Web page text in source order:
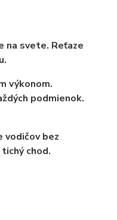
na svete. Reťaze
výkonom.
podmienok.
vodičov bez
chod.